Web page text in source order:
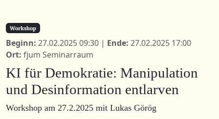
Workshop
Beginn: 27.02.2025 09:30 | Ende: 27.02.2025 17:00
Ort: fjum Seminarraum
KI für Demokratie: Manipulation
und Desinformation entlarven
Workshop am 27.2.2025 mit Lukas Görög